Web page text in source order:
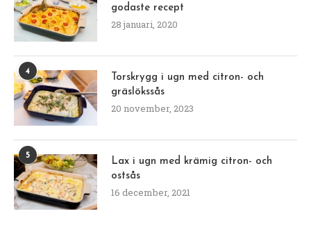
godaste recept
28 januari, 2020
4
Torskrygg i ugn med citron- och
gräslökssås
20 november, 2023
5
Lax i ugn med krämig citron- och
ostsås
16 december, 2021